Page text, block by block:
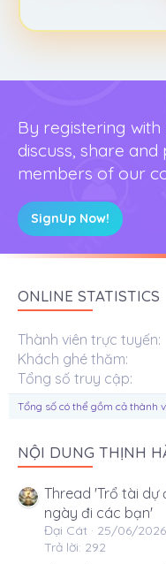
By registering
discuss, share
members of our
SignUp Now!
ONLINE STATISTICS
Thành viên trực tuyến
Khách ghé thăm
Tổng số truy cập
Tổng số có thể gồm cả thành
NỘI DUNG THỊNH
Thread 'Trổ tài dự
ngày đi các bạn'
Đại Cát
25/06/2026
Trả lời: 292